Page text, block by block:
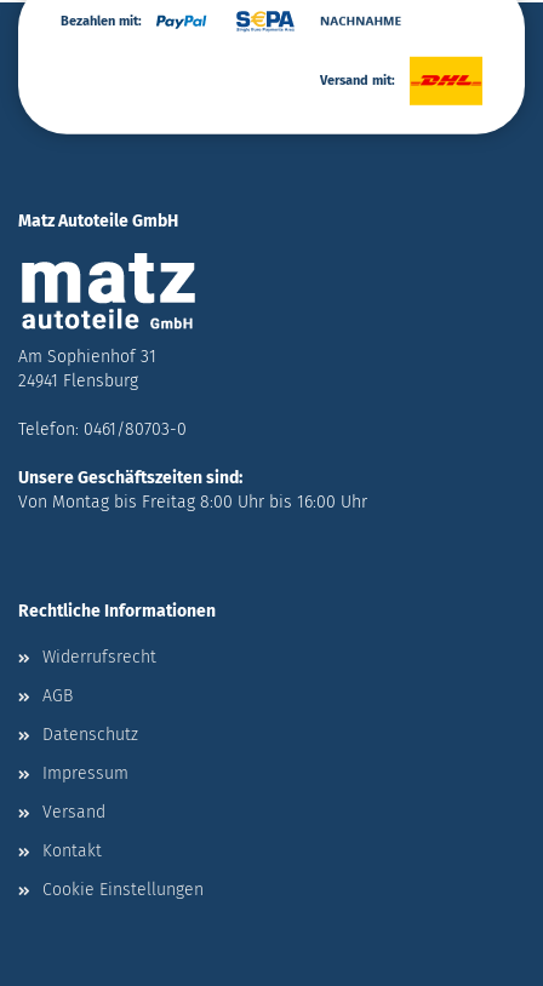
Bezahlen mit:
Versand mit:
Matz Autoteile GmbH
Am Sophienhof 31
24941 Flensburg
Telefon: 0461/80703-0
Unsere Geschäftszeiten sind:
Von Montag bis Freitag 8:00 Uhr bis 16:00 Uhr
Rechtliche Informationen
Widerrufsrecht
AGB
Datenschutz
Impressum
Versand
Kontakt
Cookie Einstellungen